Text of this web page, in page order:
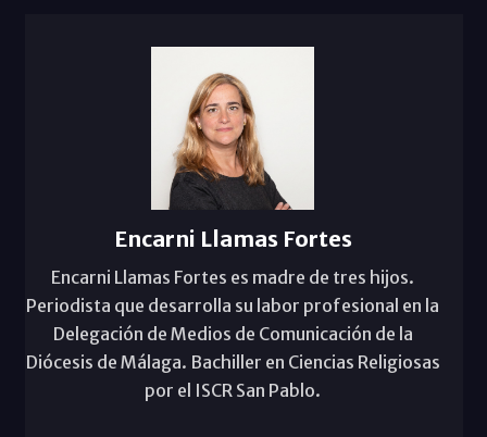
Encarni Llamas Fortes
Encarni Llamas Fortes es madre de tres hijos.
Periodista que desarrolla su labor profesional en la
Delegación de Medios de Comunicación de la
Diócesis de Málaga. Bachiller en Ciencias Religiosas
por el ISCR San Pablo.